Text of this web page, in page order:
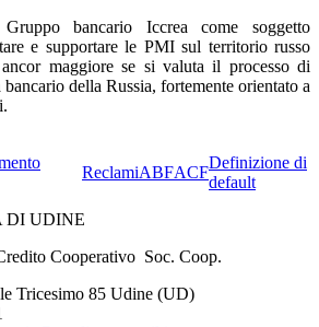
bancario Iccrea come soggetto
e supportare le PMI sul territorio russo
maggiore se si valuta il processo di
della Russia, fortemente orientato a
ReclamiABFACF
Definizione di
default
Cooperativo Soc. Coop.
Tricesimo 85 Udine (UD)